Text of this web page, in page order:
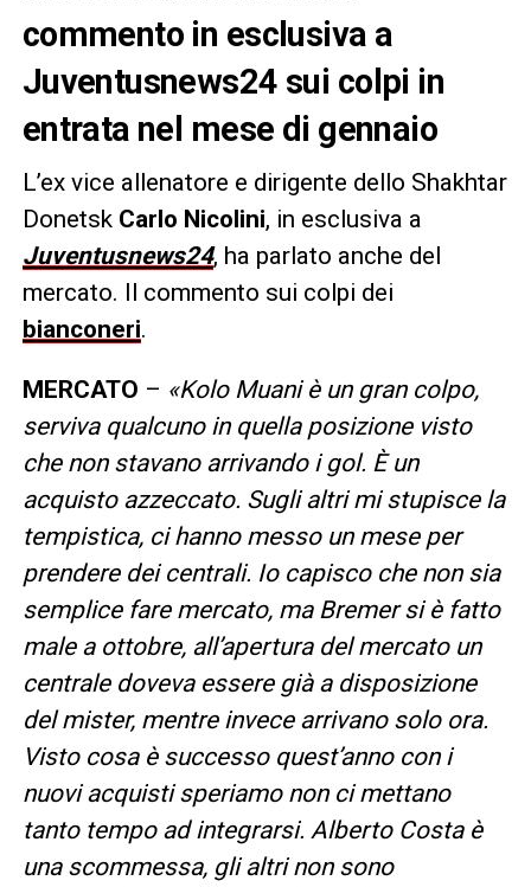
commento in esclusiva a
Juventusnews24 sui colpi in
entrata nel mese di gennaio
L’ex vice allenatore e dirigente dello Shakhtar
Donetsk Carlo Nicolini, in esclusiva a
Juventusnews24, ha parlato anche del
mercato. Il commento sui colpi dei
bianconeri.
MERCATO – «Kolo Muani è un gran colpo,
serviva qualcuno in quella posizione visto
che non stavano arrivando i gol. È un
acquisto azzeccato. Sugli altri mi stupisce la
tempistica, ci hanno messo un mese per
prendere dei centrali. Io capisco che non sia
semplice fare mercato, ma Bremer si è fatto
male a ottobre, all’apertura del mercato un
centrale doveva essere già a disposizione
del mister, mentre invece arrivano solo ora.
Visto cosa è successo quest’anno con i
nuovi acquisti speriamo non ci mettano
tanto tempo ad integrarsi. Alberto Costa è
una scommessa, gli altri non sono